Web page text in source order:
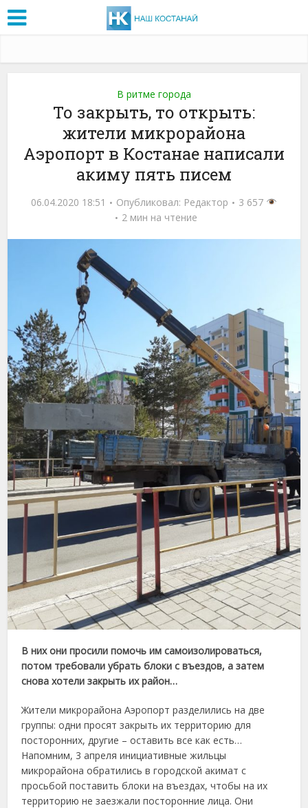
В ритме города
То закрыть, то открыть:
жители микрорайона
Аэропорт в Костанае написали
акиму пять писем
06.04.2020 18:51 Опубликовал: Редактор
3 657
2 мин на чтение
В них они просили помочь им самоизолироваться,
потом требовали убрать блоки с въездов, а затем
снова хотели закрыть их район…
Жители микрорайона Аэропорт разделились на две
группы: одни просят закрыть их территорию для
посторонних, другие – оставить все как есть…
Напомним, 3 апреля инициативные жильцы
микрорайона обратились в городской акимат с
просьбой поставить блоки на въездах, чтобы на их
территорию не заезжали посторонние лица. Они